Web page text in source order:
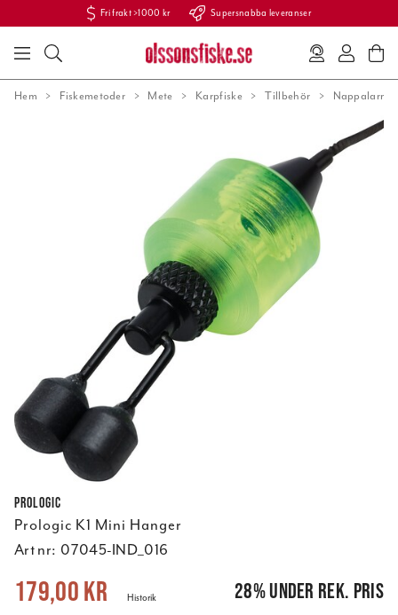
Fri frakt >1000 kr Supersnabba leveranser
Hem Fiskemetoder Mete Karpfiske Tillbehör Nappalarm
Prologic
Prologic K1 Mini Hanger
Art nr: 07045-IND_016
Nuvarande pris:179,00 kr 249,00 kr
179,00 kr Historik 28%under rek. pris